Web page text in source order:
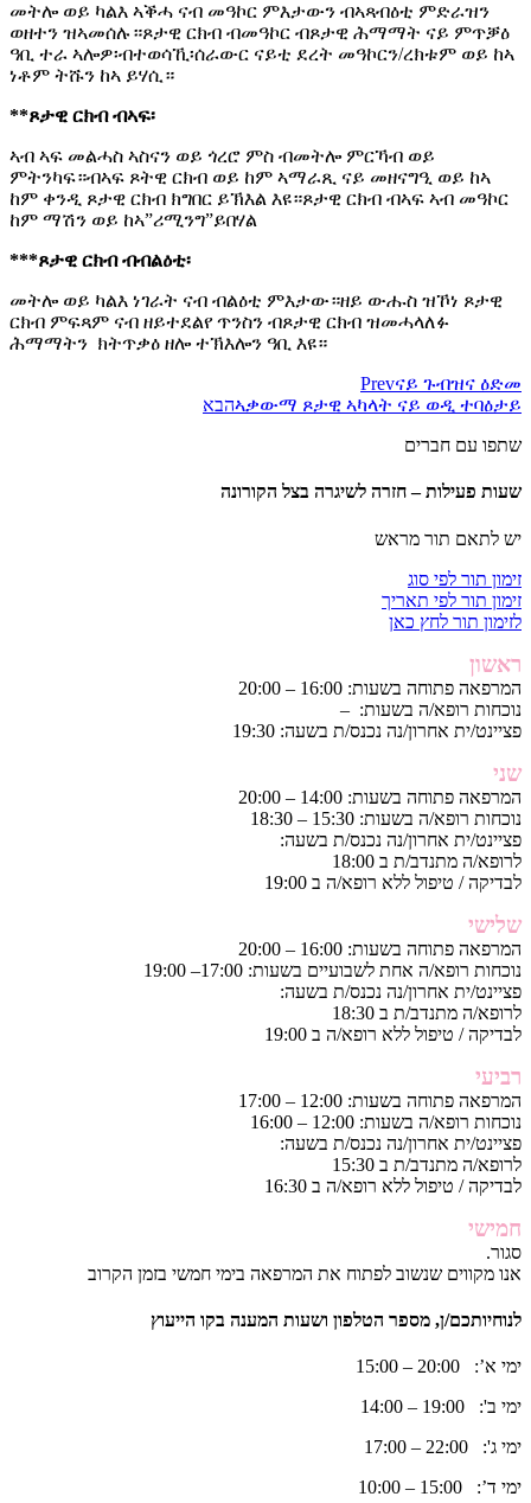
መትሎ ወይ ካልእ ኣቕሓ ናብ መዓኮር ምእታውን ብኣጻብዕቲ ምድራዝን
ወዘተን ዝኣመሰሉ።ጾታዊ ርክብ ብመዓኮር ብጾታዊ ሕማማት ናይ ምጥቓዕ
ዓቢ ተራ ኣሎዎ፡ብተወሳኺ፡ሰራውር ናይቲ ደረት መዓኮርን/ረክቱም ወይ ከኣ
ነቶም ትሹን ከኣ ይሃሲ።
**ጾታዊ ርክብ ብኣፍ፡
ኣብ ኣፍ መልሓስ ኣስናን ወይ ጎረሮ ምስ ብመትሎ ምርኻብ ወይ
ምትንካፍ።ብኣፍ ጾትዊ ርክብ ወይ ከም ኣማራጺ ናይ መዘናግዒ ወይ ከኣ
ከም ቀንዲ ጾታዊ ርክብ ክግበር ይኽእል እዩ።ጾታዊ ርክብ ብኣፍ ኣብ መዓኮር
ከም ማሽን ወይ ከኣ”ሪሚንግ”ይበሃል
***ጾታዊ ርክብ ብብልዕቲ፡
መትሎ ወይ ካልእ ነገራት ናብ ብልዕቲ ምእታው።ዘይ ውሑስ ዝኾነ ጾታዊ
ርክብ ምፍጻም ናብ ዘይተደልየ ጥንስን ብጾታዊ ርክብ ዝመሓላለፉ
ሕማማትን ክትጥቃዕ ዘሎ ተኽእሎን ዓቢ እዩ።
Prevናይ ጉብዝና ዕድመ
ኣቃውማ ጾታዊ ኣካላት ናይ ወዲ ተባዕታይהבא
שתפו עם חברים
שעות פעילות – חזרה לשיגרה בצל הקורונה
יש לתאם תור מראש
זימון תור לפי סוג
זימון תור לפי תאריך
לזימון תור לחץ כאן
ראשון
המרפאה פתוחה בשעות: 16:00 – 20:00
נוכחות רופא/ה בשעות: –
פציינט/ית אחרון/נה נכנס/ת בשעה: 19:30
שני
המרפאה פתוחה בשעות: 14:00 – 20:00
נוכחות רופא/ה בשעות: 15:30 – 18:30
פציינט/ית אחרון/נה נכנס/ת בשעה:
לרופא/ה מתנדב/ת ב 18:00
לבדיקה / טיפול ללא רופא/ה ב 19:00
שלישי
המרפאה פתוחה בשעות: 16:00 – 20:00
נוכחות רופא/ה אחת לשבועיים בשעות: 17:00– 19:00
פציינט/ית אחרון/נה נכנס/ת בשעה:
לרופא/ה מתנדב/ת ב 18:30
לבדיקה / טיפול ללא רופא/ה ב 19:00
רביעי
המרפאה פתוחה בשעות: 12:00 – 17:00
נוכחות רופא/ה בשעות: 12:00 – 16:00
פציינט/ית אחרון/נה נכנס/ת בשעה:
לרופא/ה מתנדב/ת ב 15:30
לבדיקה / טיפול ללא רופא/ה ב 16:30
חמישי
סגור.
אנו מקווים שנשוב לפתוח את המרפאה בימי חמשי בזמן הקרוב
לנוחיותכם/ן, מספר הטלפון ושעות המענה בקו הייעוץ
ימי א’: 20:00 – 15:00
ימי ב': 19:00 – 14:00
ימי ג': 22:00 – 17:00
ימי ד’: 15:00 – 10:00